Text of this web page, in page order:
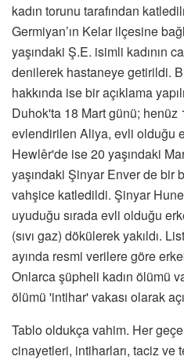
kadın torunu tarafından
Germiyan’ın Kelar ilçesine
yaşındaki Ş.E. isimli kadının
denilerek hastaneye getirildi.
hakkında ise bir açıklama
Duhok'ta 18 Mart günü; henüz
evlendirilen Aliya, evli olduğu
Hewlêr'de ise 20 yaşındaki
yaşındaki Şinyar Enver de bir
vahşice katledildi. Şinyar
uyuduğu sırada evli olduğu
(sıvı gaz) dökülerek yakıldı.
ayında resmi verilere göre
Onlarca şüpheli kadın ölümü
ölümü 'intihar' vakası olarak
Tablo oldukça vahim. Her
cinayetleri, intiharları, taciz ve